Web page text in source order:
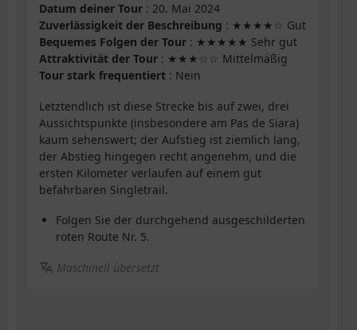
Datum deiner Tour : 20. Mai 2024
Zuverlässigkeit der Beschreibung : ★★★★☆ Gut
Bequemes Folgen der Tour : ★★★★★ Sehr gut
Attraktivität der Tour : ★★★☆☆ Mittelmäßig
Tour stark frequentiert : Nein
Letztendlich ist diese Strecke bis auf zwei, drei
Aussichtspunkte (insbesondere am Pas de Siara)
kaum sehenswert; der Aufstieg ist ziemlich lang,
der Abstieg hingegen recht angenehm, und die
ersten Kilometer verlaufen auf einem gut
befahrbaren Singletrail.
Folgen Sie der durchgehend ausgeschilderten
roten Route Nr. 5.
Maschinell übersetzt